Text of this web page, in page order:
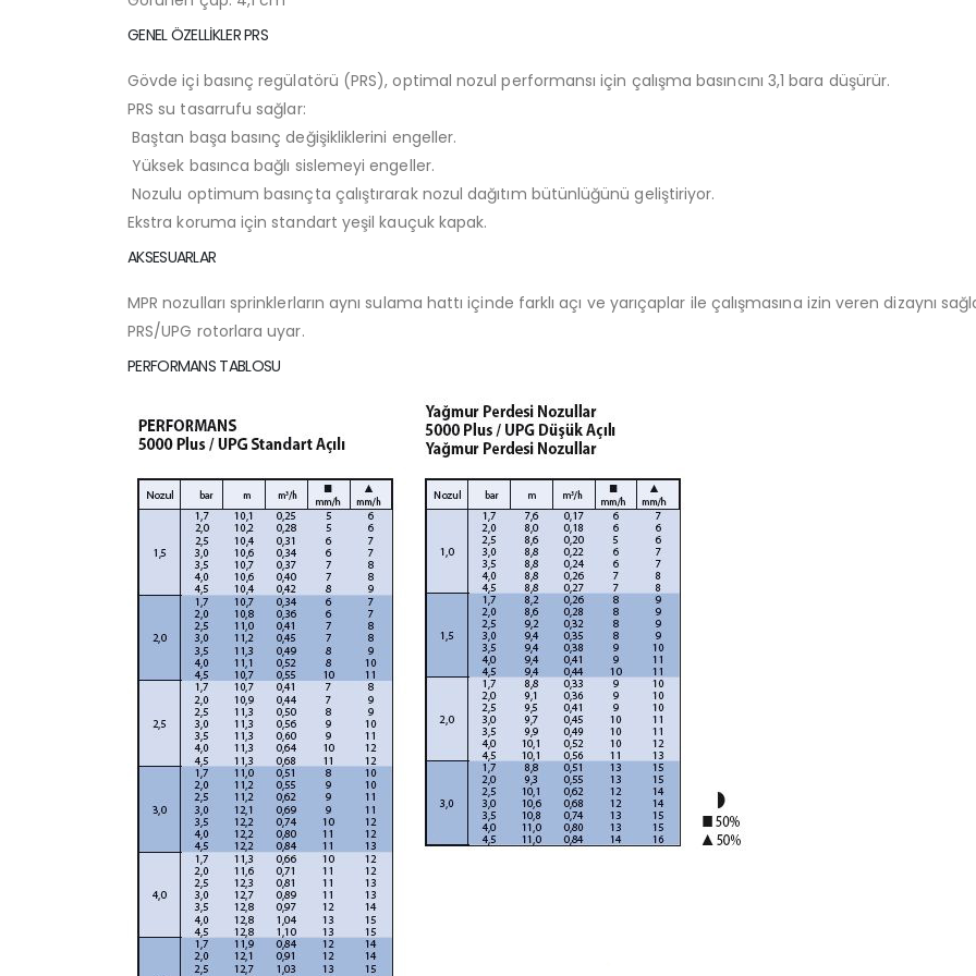
GENEL ÖZELLİKLER PRS
Gövde içi basınç regülatörü (PRS), optimal nozul performansı için çalışma basıncını 3,1 bara düşürür.
PRS su tasarrufu sağlar:
Baştan başa basınç değişikliklerini engeller.
Yüksek basınca bağlı sislemeyi engeller.
Nozulu optimum basınçta çalıştırarak nozul dağıtım bütünlüğünü geliştiriyor.
Ekstra koruma için standart yeşil kauçuk kapak.
AKSESUARLAR
MPR nozulları sprinklerların aynı sulama hattı içinde farklı açı ve yarıçaplar ile çalışmasına izin veren dizaynı
PRS/UPG rotorlara uyar.
PERFORMANS TABLOSU